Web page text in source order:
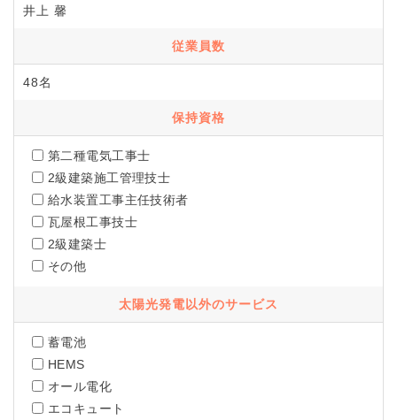
井上 馨
従業員数
48名
保持資格
第二種電気工事士
2級建築施工管理技士
給水装置工事主任技術者
瓦屋根工事技士
2級建築士
その他
太陽光発電以外のサービス
蓄電池
HEMS
オール電化
エコキュート